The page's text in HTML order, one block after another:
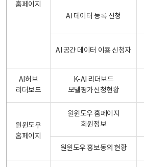
홈페이지
AI 데이터 등록 신청
AI 공간 데이터 이용 신청자
AI허브
리더보드
K-AI 리더보드
모델평가신청현황
원윈도우
홈페이지
원윈도우 홈페이지
회원정보
원윈도우 홍보동의 현황